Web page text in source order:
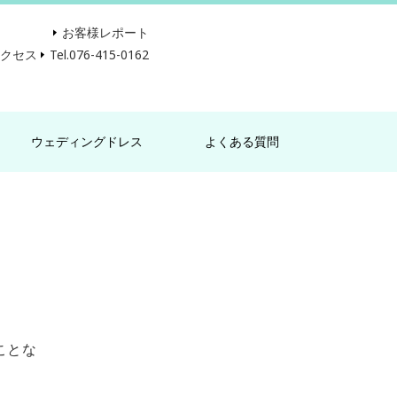
お客様レポート
セス
Tel.076-415-0162
ウェディングドレス よくある質問
とな